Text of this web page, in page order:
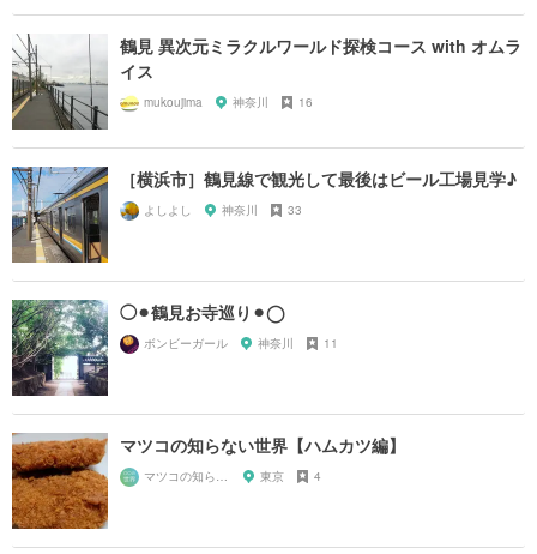
鶴見 異次元ミラクルワールド探検コース with オムラ
イス
mukoujima 神奈川 16
［横浜市］鶴見線で観光して最後はビール工場見学♪
よしよし 神奈川 33
◯⚫︎鶴見お寺巡り⚫︎◯
ボンビーガール 神奈川 11
マツコの知らない世界【ハムカツ編】
マツコの知らない世界マニア 東京 4